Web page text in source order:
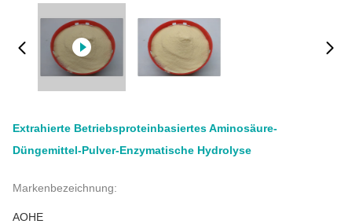
Extrahierte Betriebsproteinbasiertes Aminosäure-
Düngemittel-Pulver-Enzymatische Hydrolyse
Markenbezeichnung:
AOHE